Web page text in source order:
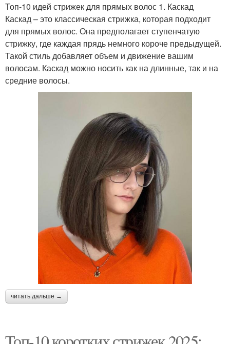
Топ-10 идей стрижек для прямых волос 1. Каскад
Каскад – это классическая стрижка, которая подходит
для прямых волос. Она предполагает ступенчатую
стрижку, где каждая прядь немного короче предыдущей.
Такой стиль добавляет объем и движение вашим
волосам. Каскад можно носить как на длинные, так и на
средние волосы.
читать дальше →